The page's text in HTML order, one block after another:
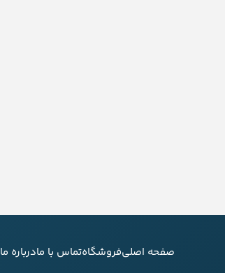
صفحه اصلیفروشگاهتماس با مادرباره ما